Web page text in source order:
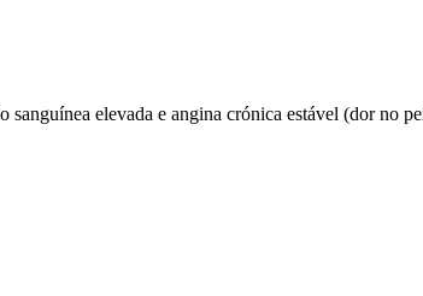
sanguínea elevada e angina crónica estável (dor no